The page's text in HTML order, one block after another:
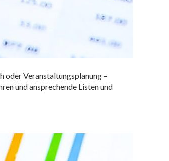
oder Veranstaltungsplanung –
und ansprechende Listen und